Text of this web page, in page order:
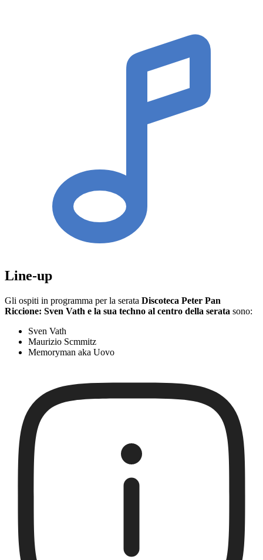
Line-up
Gli ospiti in programma per la serata Discoteca Peter Pan
Riccione: Sven Vath e la sua techno al centro della serata sono:
Sven Vath
Maurizio Scmmitz
Memoryman aka Uovo